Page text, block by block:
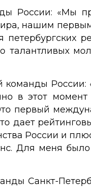
России: «Мы
нашим
России:
в этот
первый
дает
России и
Для меня
Санкт-